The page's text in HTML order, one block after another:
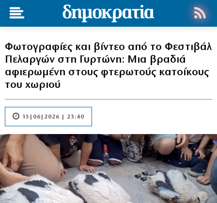
Φωτογραφίες και βίντεο από το Φεστιβάλ
Πελαργών στη Γυρτώνη: Μια βραδιά
αφιερωμένη στους φτερωτούς κατοίκους
του χωριού
15|06|2026 | 23:40